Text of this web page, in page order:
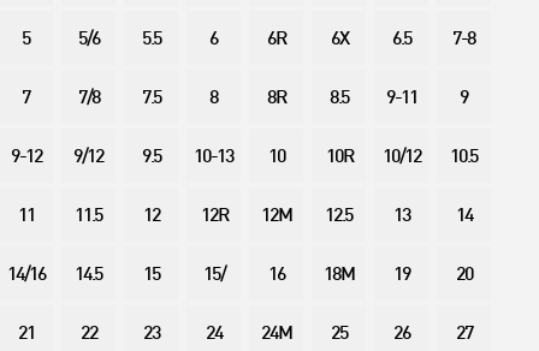
5 5/6 5.5 6 6R 6X 6.5 7-8
7 7/8 7.5 8 8R 8.5 9-11 9
9-12 9/12 9.5 10-13 10 10R 10/12 10.5
11 11.5 12 12R 12M 12.5 13 14
14/16 14.5 15 15/ 16 18M 19 20
21 22 23 24 24M 25 26 27